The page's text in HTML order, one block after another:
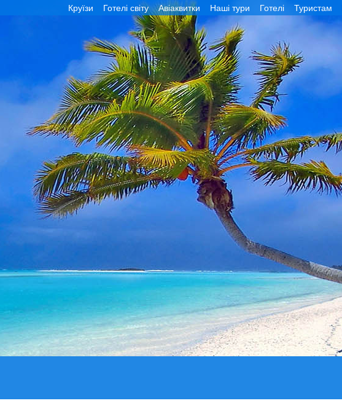
Круїзи Готелі світу Авіаквитки Наші тури Готелі Туристам